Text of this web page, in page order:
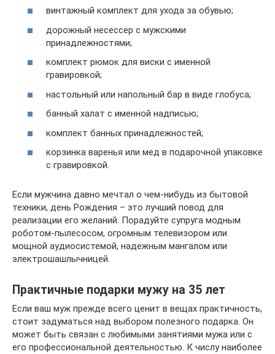
винтажный комплект для ухода за обувью;
дорожный несессер с мужскими
принадлежностями;
комплект рюмок для виски с именной
гравировкой;
настольный или напольный бар в виде глобуса;
банный халат с именной надписью;
комплект банных принадлежностей;
корзинка варенья или мед в подарочной упаковке
с гравировкой.
Если мужчина давно мечтал о чем-нибудь из бытовой
техники, день Рождения – это лучший повод для
реализации его желаний. Порадуйте супруга модным
роботом-пылесосом, огромным телевизором или
мощной аудиосистемой, надежным мангалом или
электрошашлычницей.
Практичные подарки мужу на 35 лет
Если ваш муж прежде всего ценит в вещах практичность,
стоит задуматься над выбором полезного подарка. Он
может быть связан с любимыми занятиями мужа или с
его профессиональной деятельностью. К числу наиболее